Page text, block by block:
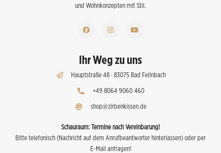
und Wohnkonzepten mit Stil.
Ihr Weg zu uns
Hauptstraße 48 · 83075 Bad Feilnbach
+49 8064 9060 460
shop@zirbenkissen.de
Schauraum: Termine nach Vereinbarung!
Bitte telefonisch (Nachricht auf dem Anrufbeantworter hinterlassen) oder per
E-Mail anfragen!